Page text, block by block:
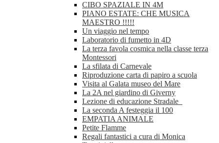
CIBO SPAZIALE IN 4M
PIANO ESTATE: CHE MUSICA
MAESTRO !!!!!
Un viaggio nel tempo
Laboratorio di fumetto in 4D
La terza favola cosmica nella classe terza
Montessori
La sfilata di Carnevale
Riproduzione carta di papiro a scuola
Visita al Galata museo del Mare
La 2A nel giardino di Giverny
Lezione di educazione Stradale
La seconda A festeggia il 100
EMPATIA ANIMALE
Petite Flamme
Regali fantastici a cura di Monica